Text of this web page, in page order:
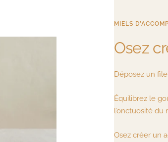
MIELS
Osez
Déposez un
Équilibrez le
l’onctuosité du
Osez créer un